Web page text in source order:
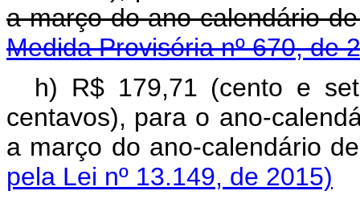
a março do ano-calendário
Medida Provisória nº 670, de
h) R$ 179,71 (cento e
centavos), para o ano-
a março do ano-
pela Lei nº 13.149, de 2015)